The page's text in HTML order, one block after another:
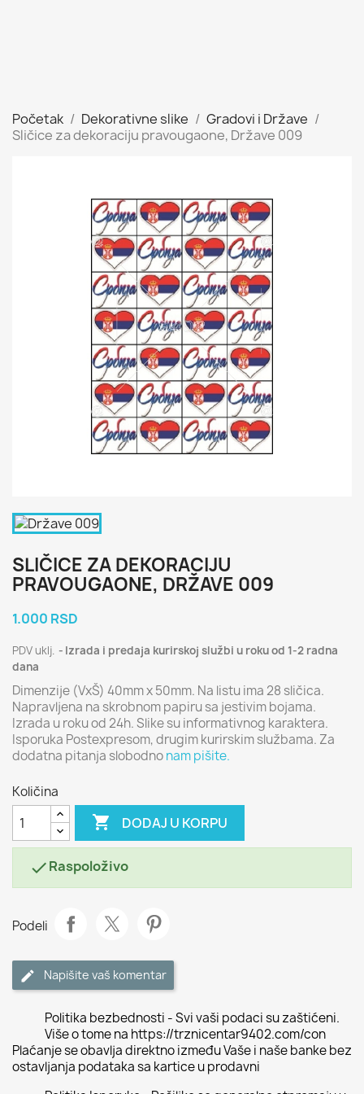
Početak Dekorativne slike
Gradovi i Države
Sličice za dekoraciju pravougaone, Države 009
SLIČICE ZA DEKORACIJU
PRAVOUGAONE, DRŽAVE 009
1.000 RSD
PDV uklj.
Izrada i predaja kurirskoj službi u roku od 1-2 radna
dana
Dimenzije (VxŠ) 40mm x 50mm. Na listu ima 28 sličica.
Napravljena na skrobnom papiru sa jestivim bojama.
Izrada u roku od 24h. Slike su informativnog karaktera.
Isporuka Postexpresom, drugim kurirskim službama. Za
dodatna pitanja slobodnonam pišite.
Količina
 DODAJ U KORPU
Raspoloživo
Podeli
Napišite vaš komentar
Politika bezbednosti - Svi vaši podaci su zaštićeni.
Više o tome na https://trznicentar9402.com/con
Plaćanje se obavlja direktno između Vaše i naše banke bez
ostavljanja podataka sa kartice u prodavni